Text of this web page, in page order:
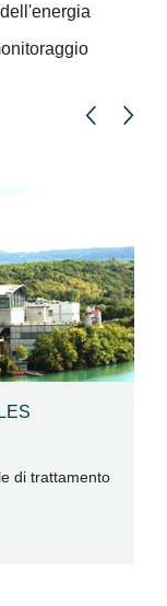
di trattamento